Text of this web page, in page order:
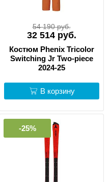
54 190 руб.
32 514 руб.
Костюм Phenix Tricolor
Switching Jr Two-piece
2024-25
В корзину
-25%